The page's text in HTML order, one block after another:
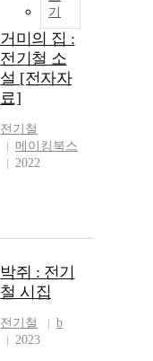
기
거미의 집 :
전기철 소
설 [전자자
료]
전기철
메이킹북스
2022
박쥐 : 전기
철 시집
전기철
b
2023